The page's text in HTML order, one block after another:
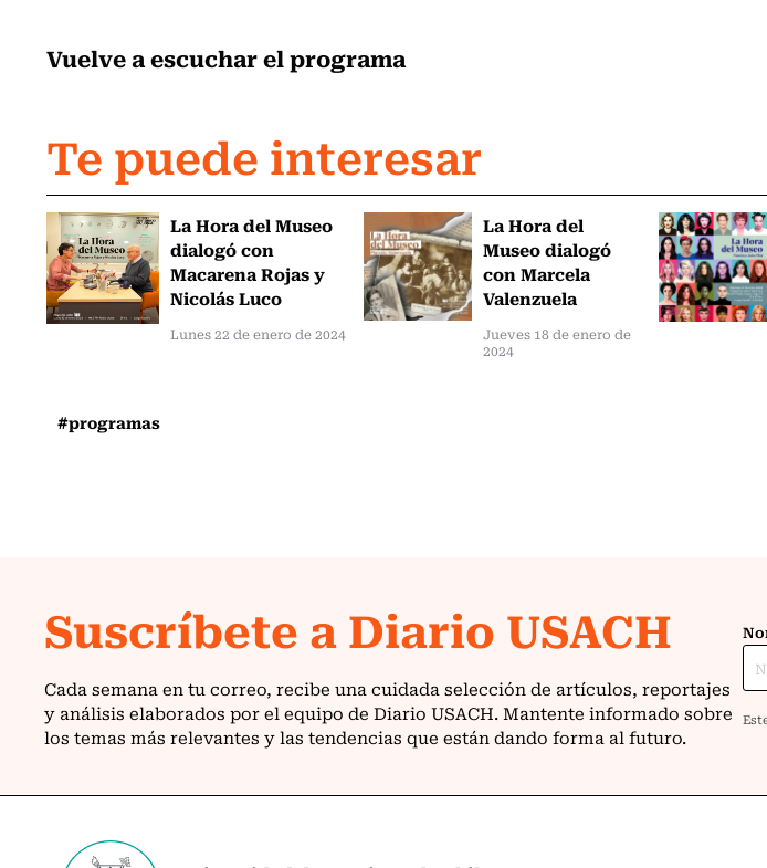
Vuelve a escuchar el programa
Te puede interesar
La Hora del Museo
dialogó con
Macarena Rojas y
Nicolás Luco
Lunes 22 de enero de 2024
La Hora del
Museo dialogó
con Marcela
Valenzuela
Jueves 18 de enero de
2024
#programas